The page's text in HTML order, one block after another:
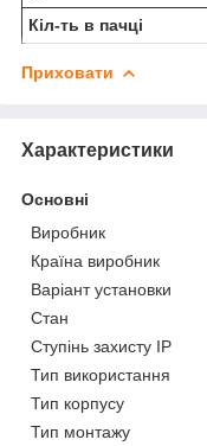
Кіл-ть в пачці
Приховати
Характеристики
Основні
Виробник
Країна виробник
Варіант установки
Стан
Ступінь захисту IP
Тип використання
Тип корпусу
Тип монтажу